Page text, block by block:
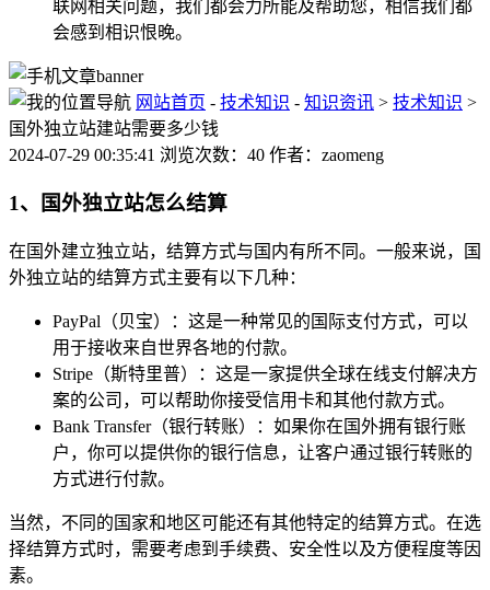
联网相关问题，我们都会力所能及帮助您，相信我们都
会感到相识恨晚。
网站首页 - 技术知识 - 知识资讯 > 技术知识 >
国外独立站建站需要多少钱
2024-07-29 00:35:41 浏览次数：40 作者：zaomeng
1、国外独立站怎么结算
在国外建立独立站，结算方式与国内有所不同。一般来说，国
外独立站的结算方式主要有以下几种：
PayPal（贝宝）：这是一种常见的国际支付方式，可以
用于接收来自世界各地的付款。
Stripe（斯特里普）：这是一家提供全球在线支付解决方
案的公司，可以帮助你接受信用卡和其他付款方式。
Bank Transfer（银行转账）：如果你在国外拥有银行账
户，你可以提供你的银行信息，让客户通过银行转账的
方式进行付款。
当然，不同的国家和地区可能还有其他特定的结算方式。在选
择结算方式时，需要考虑到手续费、安全性以及方便程度等因
素。